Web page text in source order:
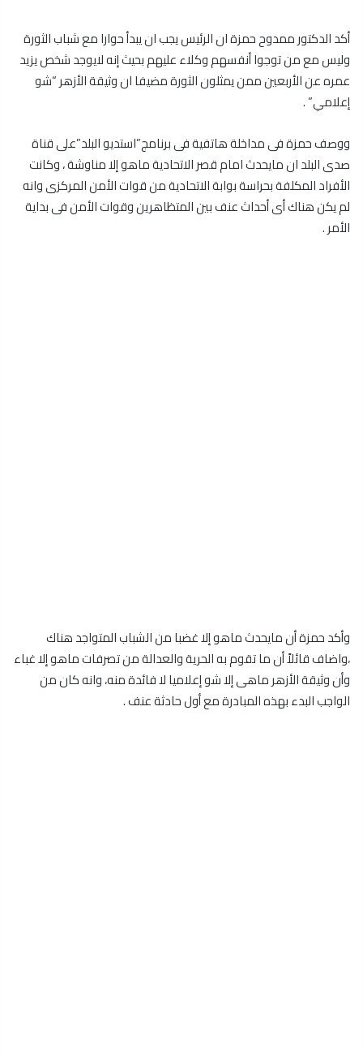
أكد الدكتور ممدوح حمزة ان الرئيس يجب ان يبدأ حوارا مع شباب الثورة
وليس مع من توجوا أنفسهم وكلاء عليهم بحيث إنه لايوجد شخص يزيد
عمره عن الأربعين ممن يمثلون الثورة مضيفا ان وثيقة الأزهر “شو
إعلامي” .
ووصف حمزة فى مداخلة هاتفية فى برنامج”استديو البلد”على قناة
صدى البلد ان مايحدث امام قصر الاتحادية ماهو إلا مناوشة ، وكانت
الأفراد المكلفة بحراسة بوابة الاتحادية من قوات الأمن المركزى وانه
لم يكن هناك أى أحداث عنف بين المتظاهرين وقوات الأمن فى بداية
الأمر .
وأكد حمزة أن مايحدث ماهو إلا غضبا من الشباب المتواجد هناك
،واضاف قائلاً أن ما تقوم به الحرية والعدالة من تصرفات ماهو إلا غباء
وأن وثيقة الأزهر ماهى إلا شو إعلاميا لا فائدة منه، وانه كان من
الواجب البدء بهذه المبادرة مع أول حادثة عنف .